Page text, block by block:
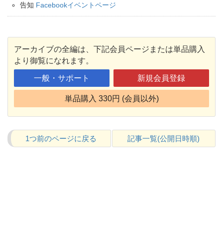
告知 Facebookイベントページ
アーカイブの全編は、下記会員ページまたは単品購入
より御覧になれます。
一般・サポート 新規会員登録
単品購入 330円 (会員以外)
1つ前のページに戻る 記事一覧(公開日時順)